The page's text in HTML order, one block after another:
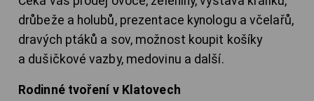
drůbeže a holubů, prezentace kynologu a včelařů,
dravých ptáků a sov, možnost koupit košíky
a dušičkové vazby, medovinu a další.
Rodinné tvoření v Klatovech